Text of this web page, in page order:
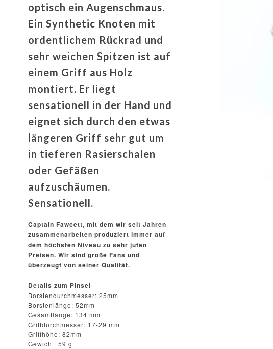
optisch ein Augenschmaus.
Ein Synthetic Knoten mit
ordentlichem Rückrad und
sehr weichen Spitzen ist auf
einem Griff aus Holz
montiert. Er liegt
sensationell in der Hand und
eignet sich durch den etwas
längeren Griff sehr gut um
in tieferen Rasierschalen
oder Gefäßen
aufzuschäumen.
Sensationell.
Captain Fawcett, mit dem wir seit Jahren
zusammenarbeiten produziert immer auf
dem höchsten Niveau zu sehr juten
Preisen. Wir sind große Fans und
überzeugt von seiner Qualität.
Details zum Pinsel
Borstendurchmesser: 25mm
Borstenlänge: 52mm
Gesamtlänge: 134 mm
Griffdurchmesser: 17-29 mm
Griffhöhe: 82mm
Gewicht: 59 g